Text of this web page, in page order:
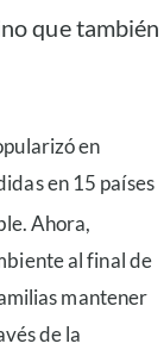
que también
en
en 15 países
Ahora,
al final de
mantener
de la